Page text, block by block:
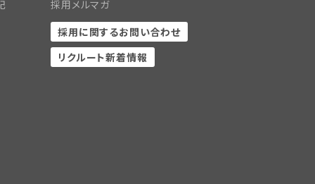
採用メルマガ
採用に関するお問い合わせ
リクルート新着情報